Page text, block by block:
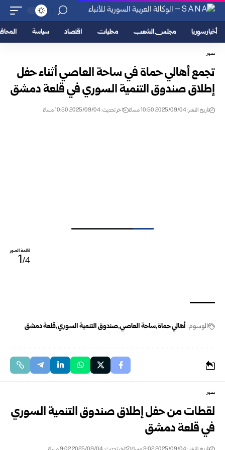
أخبار سوريا مجلس الشعب محليات اقتصاد سياسة
صور
تجمع أهالي حماة في ساحة العاصي أثناء حفل
إطلاق صندوق التنمية السوري في قلعة دمشق
تاريخ النشر: 2025/09/04 10:50 مساءً اخر تحديث: 2025/09/04 10:50 مساءً
قائمة الصور
1/4
الوسوم: أهالي حماة ساحة العاصي صندوق التنمية السوري قلعة دمشق
صور
لقطات من حفل إطلاق صندوق التنمية السوري
في قلعة دمشق